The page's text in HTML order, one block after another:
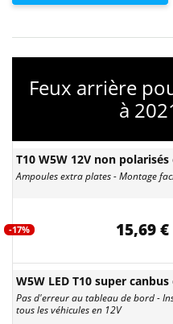
Feux arrière
à
T10 W5W 12V non
Ampoules extra plates - Montage
-17% 15,69 €
W5W LED T10 super
Pas d'erreur au tableau de bord -
tous les véhicules en 12V